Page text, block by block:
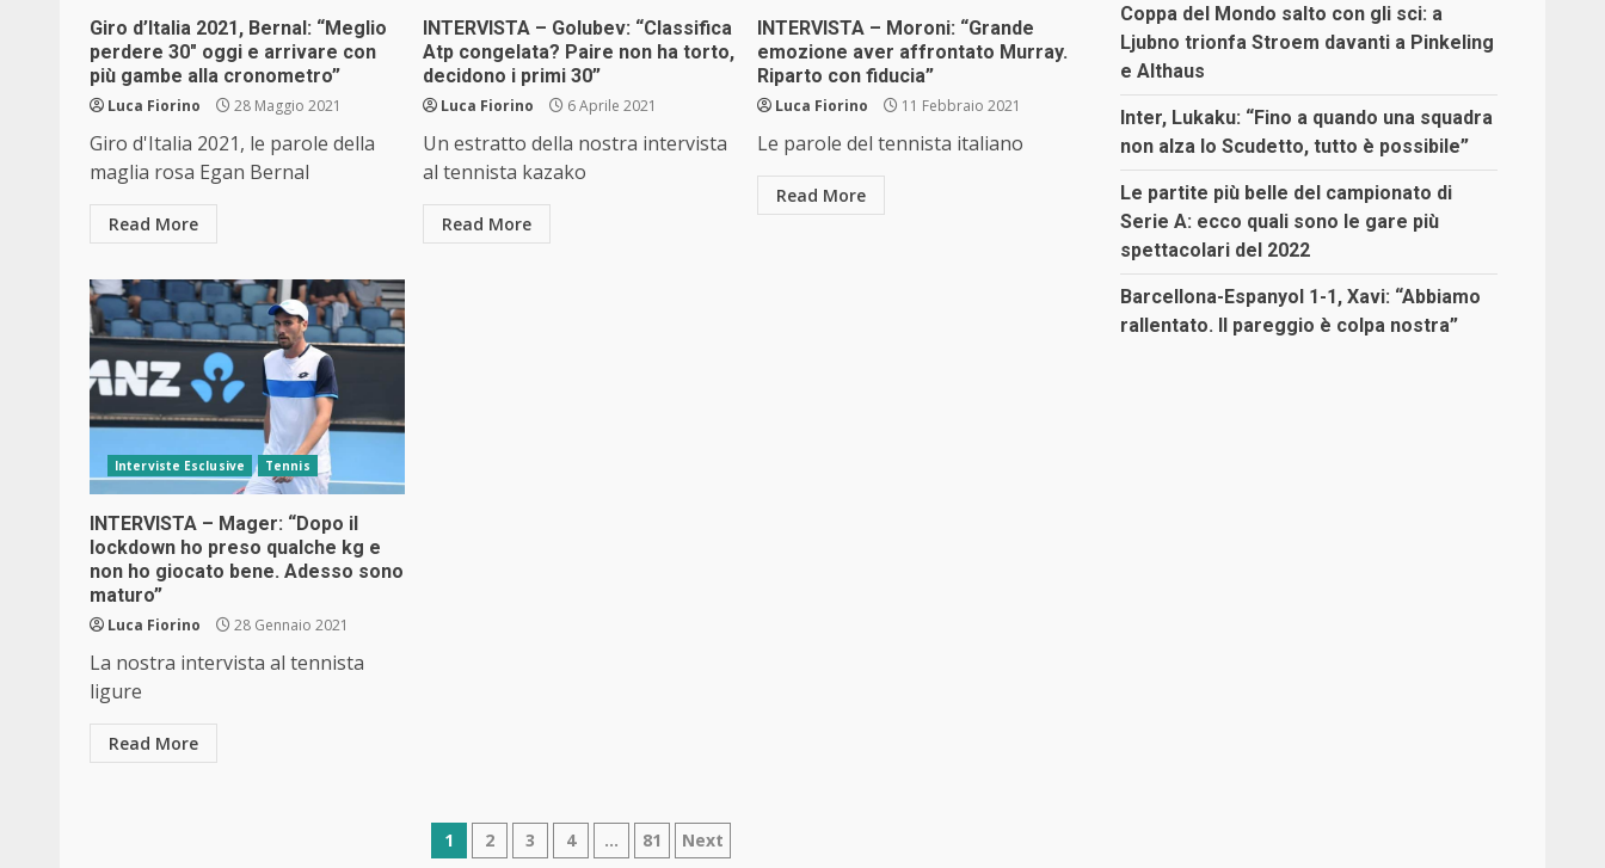
Giro d’Italia 2021, Bernal: “Meglio
perdere 30″ oggi e arrivare con
più gambe alla cronometro”
Luca Fiorino 28 Maggio 2021
Giro d'Italia 2021, le parole della
maglia rosa Egan Bernal
Read More
INTERVISTA – Golubev: “Classifica
Atp congelata? Paire non ha torto,
decidono i primi 30”
Luca Fiorino 6 Aprile 2021
Un estratto della nostra intervista
al tennista kazako
Read More
INTERVISTA – Moroni: “Grande
emozione aver affrontato Murray.
Riparto con fiducia”
Luca Fiorino 11 Febbraio 2021
Le parole del tennista italiano
Read More
Interviste Esclusive Tennis
INTERVISTA – Mager: “Dopo il
lockdown ho preso qualche kg e
non ho giocato bene. Adesso sono
maturo”
Luca Fiorino 28 Gennaio 2021
La nostra intervista al tennista
ligure
Read More
Navigazione
1 2 3 4 … 81 Next
Coppa del Mondo salto con gli sci: a
Ljubno trionfa Stroem davanti a Pinkeling
e Althaus
Inter, Lukaku: “Fino a quando una squadra
non alza lo Scudetto, tutto è possibile”
Le partite più belle del campionato di
Serie A: ecco quali sono le gare più
spettacolari del 2022
Barcellona-Espanyol 1-1, Xavi: “Abbiamo
rallentato. Il pareggio è colpa nostra”